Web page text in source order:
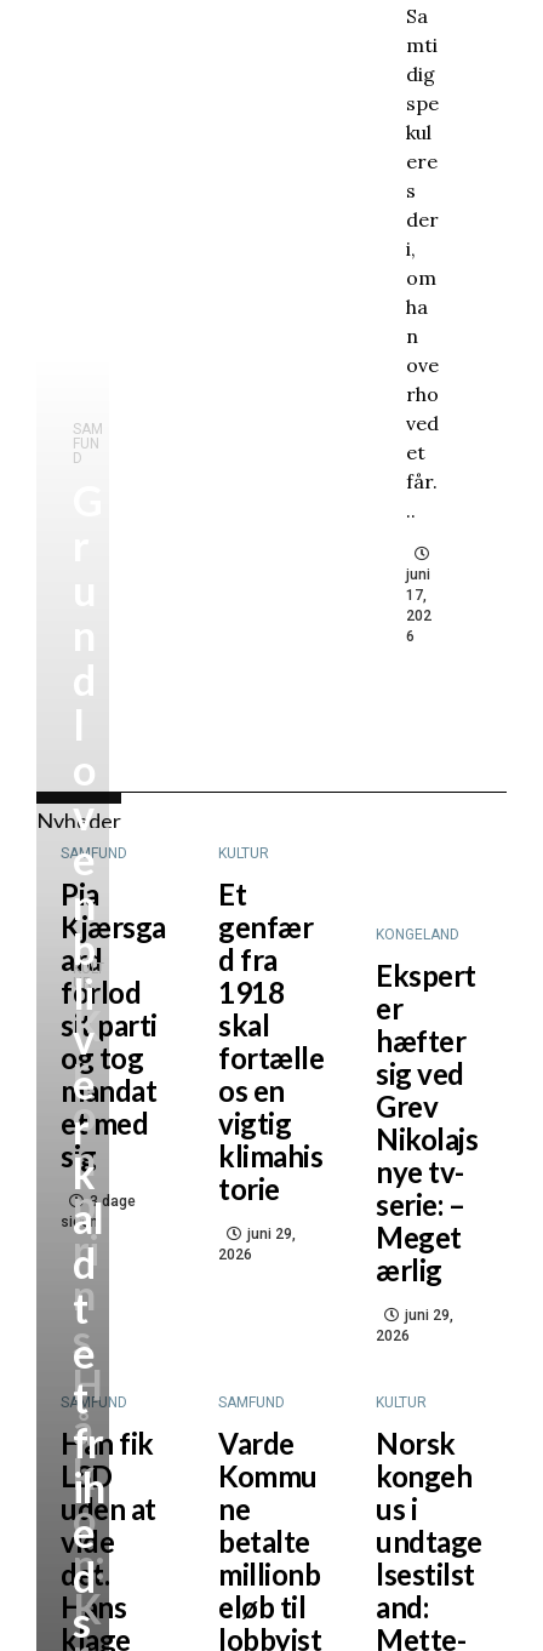
Sa
mti
dig
spe
kul
ere
s
der
i,
om
ha
n
ove
rho
ved
et
får.
..
juni
17,
202
6
Nyheder
SAMFUND
Pia
Kjærsga
ard
forlod
sit parti
og tog
mandat
et med
sig
3 dage
siden
KULTUR
Et
genfær
d fra
1918
skal
fortælle
os en
vigtig
klimahis
torie
juni 29,
2026
KONGELAND
Ekspert
er
hæfter
sig ved
Grev
Nikolajs
nye tv-
serie: –
Meget
ærlig
juni 29,
2026
SAMFUND
Han fik
LSD
uden at
vide
det.
Hans
klage
SAMFUND
Varde
Kommu
ne
betalte
millionb
eløb til
lobbyist
KULTUR
Norsk
kongeh
us i
undtage
lsestilst
and:
Mette-
KULT
UR
K
r
o
n
p
ri
n
s
H
å
k
o
n:
K
SAM
FUN
D
d
l
o
v
e
n
b
li
v
e
r
k
al
d
t
e
t
fr
ih
e
d
s